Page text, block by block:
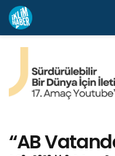
“AB